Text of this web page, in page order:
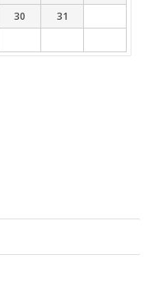
30 31